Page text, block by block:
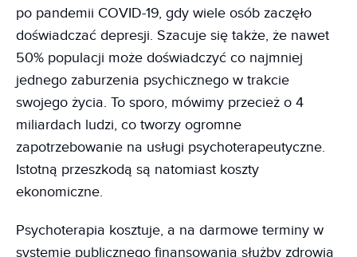
po pandemii COVID-19, gdy wiele osób zaczęło
doświadczać depresji. Szacuje się także, że nawet
50% populacji może doświadczyć co najmniej
jednego zaburzenia psychicznego w trakcie
swojego życia. To sporo, mówimy przecież o 4
miliardach ludzi, co tworzy ogromne
zapotrzebowanie na usługi psychoterapeutyczne.
Istotną przeszkodą są natomiast koszty
ekonomiczne.
Psychoterapia kosztuje, a na darmowe terminy w
systemie publicznego finansowania służby zdrowia